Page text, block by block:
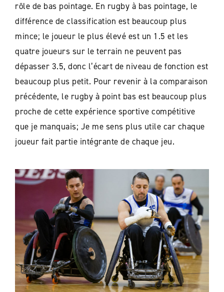
rôle de bas pointage. En rugby à bas pointage, le
différence de classification est beaucoup plus
mince; le joueur le plus élevé est un 1.5 et les
quatre joueurs sur le terrain ne peuvent pas
dépasser 3.5, donc l’écart de niveau de fonction est
beaucoup plus petit. Pour revenir à la comparaison
précédente, le rugby à point bas est beaucoup plus
proche de cette expérience sportive compétitive
que je manquais; Je me sens plus utile car chaque
joueur fait partie intégrante de chaque jeu.